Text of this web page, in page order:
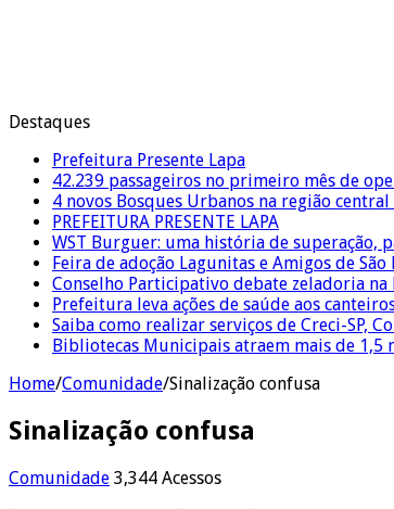
Destaques
Prefeitura Presente Lapa
42.239 passageiros no primeiro mês de
4 novos Bosques Urbanos na região
PREFEITURA PRESENTE LAPA
WST Burguer: uma história de superação,
Feira de adoção Lagunitas e Amigos de
Conselho Participativo debate zeladoria na
Prefeitura leva ações de saúde aos
Saiba como realizar serviços de Creci-SP,
Bibliotecas Municipais atraem mais de
Home/Comunidade/Sinalização confusa
Sinalização confusa
Comunidade 3,344 Acessos